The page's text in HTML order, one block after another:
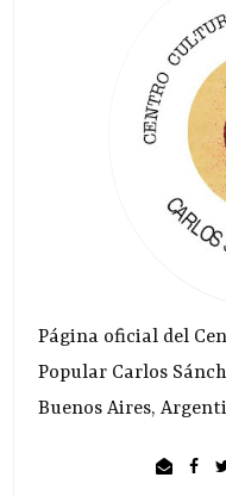
Página oficial del
Popular Carlos
Buenos Aires,